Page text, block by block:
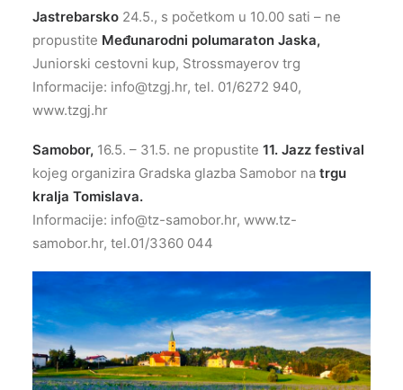
Jastrebarsko 24.5., s početkom u 10.00 sati – ne
propustite Međunarodni polumaraton Jaska,
Juniorski cestovni kup, Strossmayerov trg
Informacije: info@tzgj.hr, tel. 01/6272 940,
www.tzgj.hr
Samobor, 16.5. – 31.5. ne propustite 11. Jazz festival
kojeg organizira Gradska glazba Samobor na trgu
kralja Tomislava.
Informacije: info@tz-samobor.hr, www.tz-
samobor.hr, tel.01/3360 044